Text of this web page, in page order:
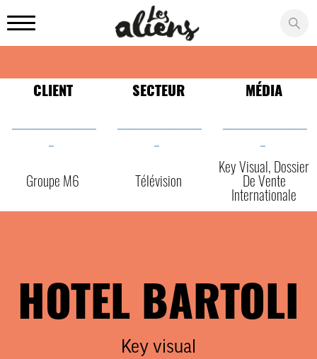
CLIENT SECTEUR MÉDIA
Groupe M6 Télévision
Key Visual, Dossier
De Vente
Internationale
HOTEL BARTOLI
Key visual